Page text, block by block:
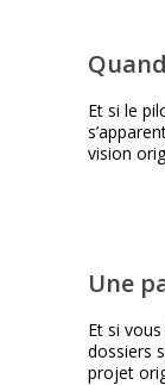
Et si le
vision
Une
Et si
dossiers
projet